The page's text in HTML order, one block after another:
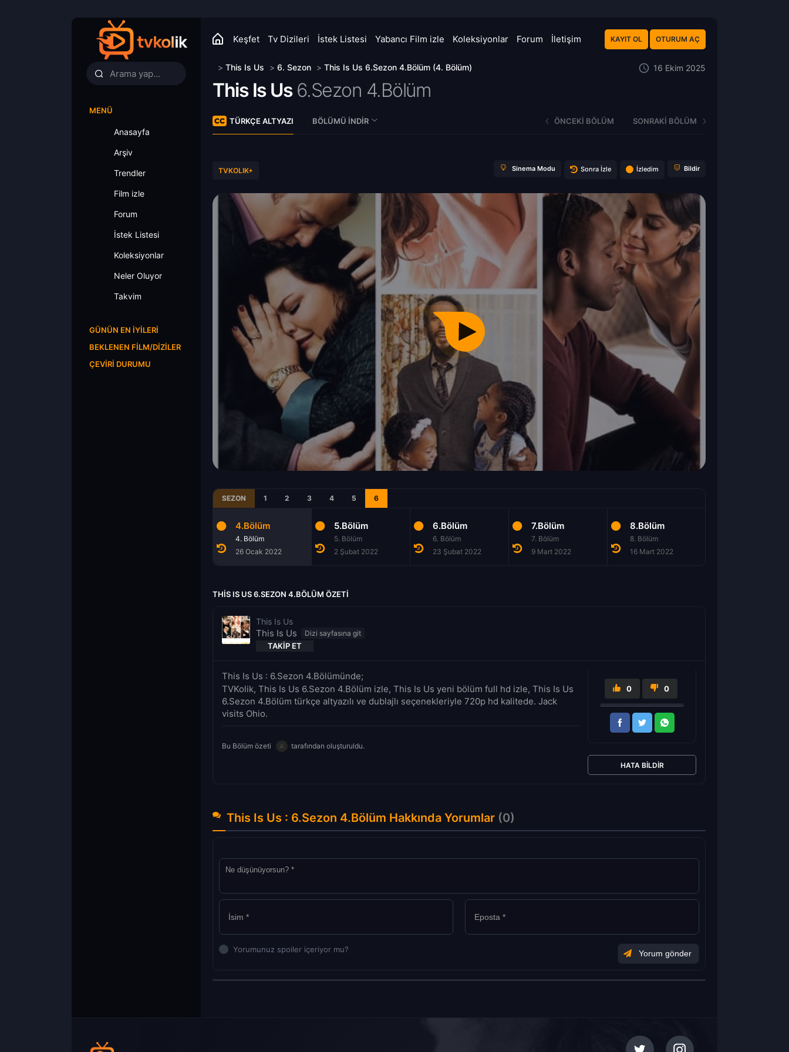
Keşfet Tv Dizileri İstek Listesi Yabancı Film izle Koleksiyonlar Forum İletişim KAYIT OL OTURUM AÇ
MENÜ
Anasayfa
Arşiv
Trendler
Film izle
Forum
İstek Listesi
Koleksiyonlar
Neler Oluyor
Takvim
GÜNÜN EN İYILERI
BEKLENEN FILM/DIZILER
ÇEVIRI DURUMU
> This Is Us > 6. Sezon > This Is Us 6.Sezon 4.Bölüm (4. Bölüm) 16 Ekim 2025
This Is Us 6.Sezon 4.Bölüm
TÜRKÇE ALTYAZI BÖLÜMÜ İNDIR ÖNCEKI BÖLÜM SONRAKI BÖLÜM
TVKOLIK+ Sinema Modu Sonra İzle İzledim Bildir
SEZON 1 2 3 4 5 6
4.Bölüm
4. Bölüm
26 Ocak 2022
5.Bölüm
5. Bölüm
2 Şubat 2022
6.Bölüm
6. Bölüm
23 Şubat 2022
7.Bölüm
7. Bölüm
9 Mart 2022
8.Bölüm
8. Bölüm
16 Mart 2022
THIS IS US 6.SEZON 4.BÖLÜM ÖZETI
This Is Us
This Is Us
TAKIP ET
This Is Us : 6.Sezon 4.Bölümünde;
TVKolik, This Is Us 6.Sezon 4.Bölüm izle, This Is Us yeni bölüm full hd izle, This Is Us
6.Sezon 4.Bölüm türkçe altyazılı ve dublajlı seçenekleriyle 720p hd kalitede. Jack
visits Ohio.
Bu Bölüm özeti tarafından oluşturuldu.
0 0
HATA BILDIR
This Is Us : 6.Sezon 4.Bölüm Hakkında Yorumlar (0)
Yorumunuz spoiler içeriyor mu?